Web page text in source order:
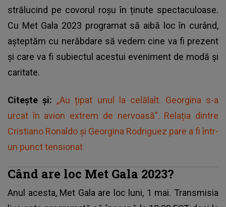
strălucind pe covorul roșu în ținute spectaculoase.
Cu Met Gala 2023 programat să aibă loc în curând,
așteptăm cu nerăbdare să vedem cine va fi prezent
și care va fi subiectul acestui eveniment de modă și
caritate.
Citește și: „Au țipat unul la celălalt. Georgina s-a
urcat în avion extrem de nervoasă”. Relația dintre
Cristiano Ronaldo și Georgina Rodriguez pare a fi într-
un punct tensionat
Când are loc Met Gala 2023?
Anul acesta, Met Gala are loc luni, 1 mai. Transmisia